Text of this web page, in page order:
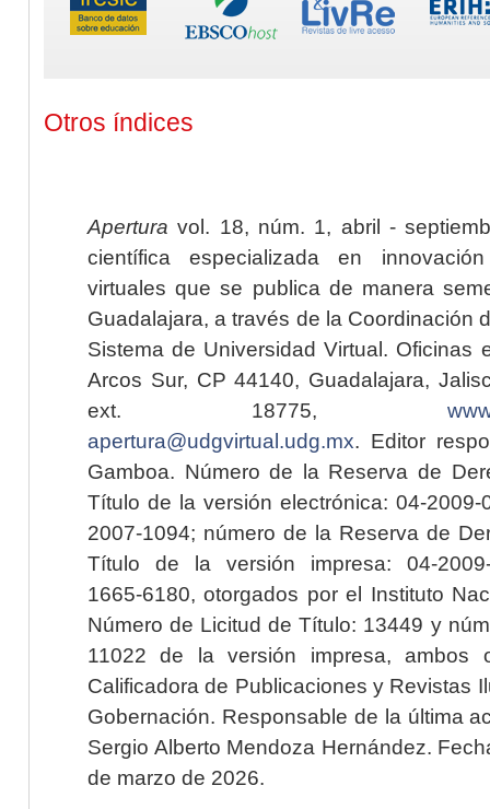
Otros índices
Apertura vol. 18, núm. 1, abril -
científica especializada en
virtuales que se publica de manera
Guadalajara, a través de la Coordinación
Sistema de Universidad Virtual. Oficinas
Arcos Sur, CP 44140, Guadalajara,
ext. 18775,
apertura@udgvirtual.udg.mx. Editor
Gamboa. Número de la Reserva de
Título de la versión electrónica: 04-2009-
2007-1094; número de la Reserva de
Título de la versión impresa: 04-2009-
1665-6180, otorgados por el Instituto
Número de Licitud de Título: 13449 y
11022 de la versión impresa, ambos
Calificadora de Publicaciones y Revistas
Gobernación. Responsable de la última
Sergio Alberto Mendoza Hernández.
de marzo de 2026.